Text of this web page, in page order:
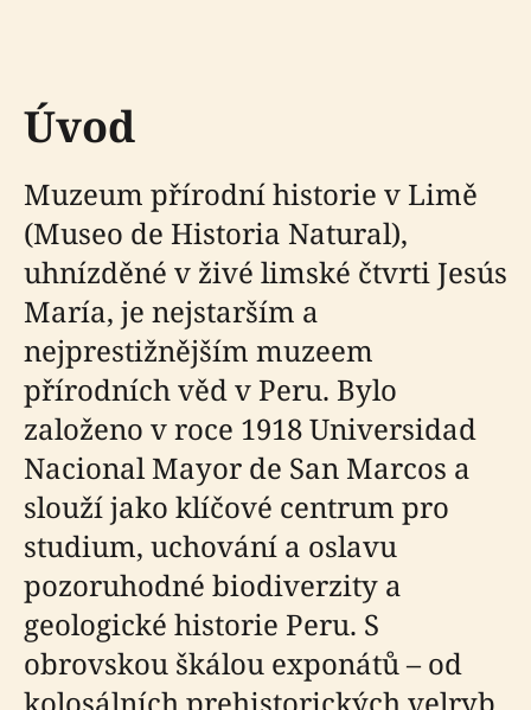
Úvod
Muzeum přírodní historie v Limě
(Museo de Historia Natural),
uhnízděné v živé limské čtvrti Jesús
María, je nejstarším a
nejprestižnějším muzeem
přírodních věd v Peru. Bylo
založeno v roce 1918 Universidad
Nacional Mayor de San Marcos a
slouží jako klíčové centrum pro
studium, uchování a oslavu
pozoruhodné biodiverzity a
geologické historie Peru. S
obrovskou škálou exponátů – od